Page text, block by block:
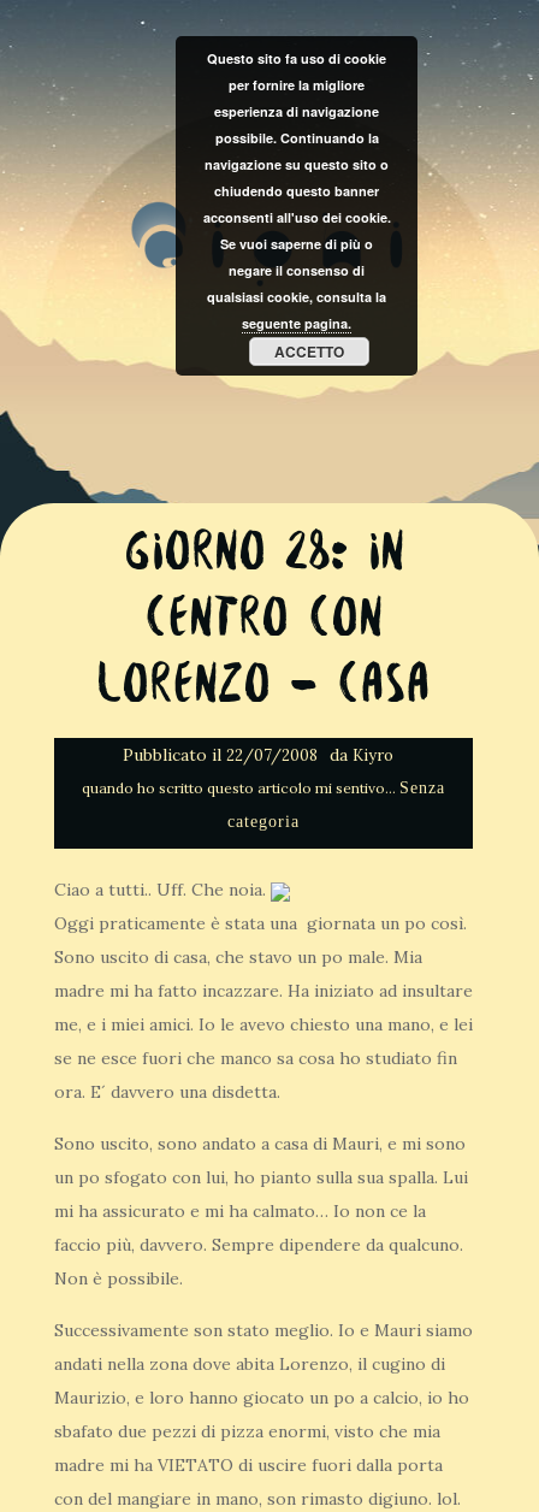
Giorno 28: In
Centro con
Lorenzo – Casa
Pubblicato il 22/07/2008 da Kiyro
Senza
categoria
Ciao a tutti.. Uff. Che noia.
Oggi praticamente è stata una giornata un po così.
Sono uscito di casa, che stavo un po male. Mia
madre mi ha fatto incazzare. Ha iniziato ad insultare
me, e i miei amici. Io le avevo chiesto una mano, e lei
se ne esce fuori che manco sa cosa ho studiato fin
ora. E´ davvero una disdetta.
Sono uscito, sono andato a casa di Mauri, e mi sono
un po sfogato con lui, ho pianto sulla sua spalla. Lui
mi ha assicurato e mi ha calmato… Io non ce la
faccio più, davvero. Sempre dipendere da qualcuno.
Non è possibile.
Successivamente son stato meglio. Io e Mauri siamo
andati nella zona dove abita Lorenzo, il cugino di
Maurizio, e loro hanno giocato un po a calcio, io ho
sbafato due pezzi di pizza enormi, visto che mia
madre mi ha VIETATO di uscire fuori dalla porta
con del mangiare in mano, son rimasto digiuno. lol.
Questo sito fa uso di cookie
per fornire la migliore
esperienza di navigazione
possibile. Continuando la
navigazione su questo sito o
chiudendo questo banner
acconsenti all'uso dei cookie.
Se vuoi saperne di più o
negare il consenso di
qualsiasi cookie, consulta la
seguente pagina.
ACCETTO